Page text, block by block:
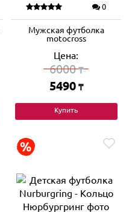
0
Мужская футболка
motocross
Цена:
6000₸
5490 ₸
Купить